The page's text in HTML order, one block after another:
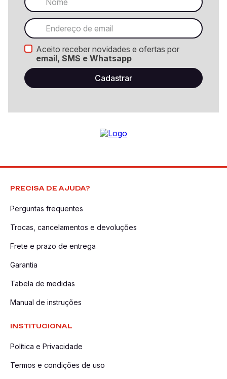
Aceito receber novidades e ofertas por
email, SMS e Whatsapp
PRECISA DE AJUDA?
Perguntas frequentes
Trocas, cancelamentos e devoluções
Frete e prazo de entrega
Garantia
Tabela de medidas
Manual de instruções
INSTITUCIONAL
Política e Privacidade
Termos e condições de uso